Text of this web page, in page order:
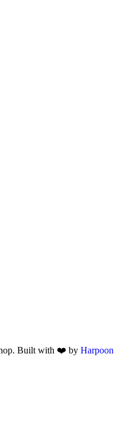
Built with ❤️ by Harpoon